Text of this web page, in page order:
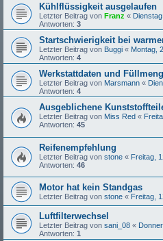
Kühlflüssigkeit ausgelaufen
Letzter Beitrag von Franz «
Antworten: 3
Startschwierigkeit bei
Letzter Beitrag von Buggi « Montag,
Antworten: 4
Werkstattdaten und
Letzter Beitrag von Marsmann «
Antworten: 4
Ausgeblichene
Letzter Beitrag von Miss Red «
Antworten: 45
Reifenempfehlung
Letzter Beitrag von stone « Freitag,
Antworten: 46
Motor hat kein Standgas
Letzter Beitrag von stone « Freitag,
Luftfilterwechsel
Letzter Beitrag von sani_08 «
Antworten: 1